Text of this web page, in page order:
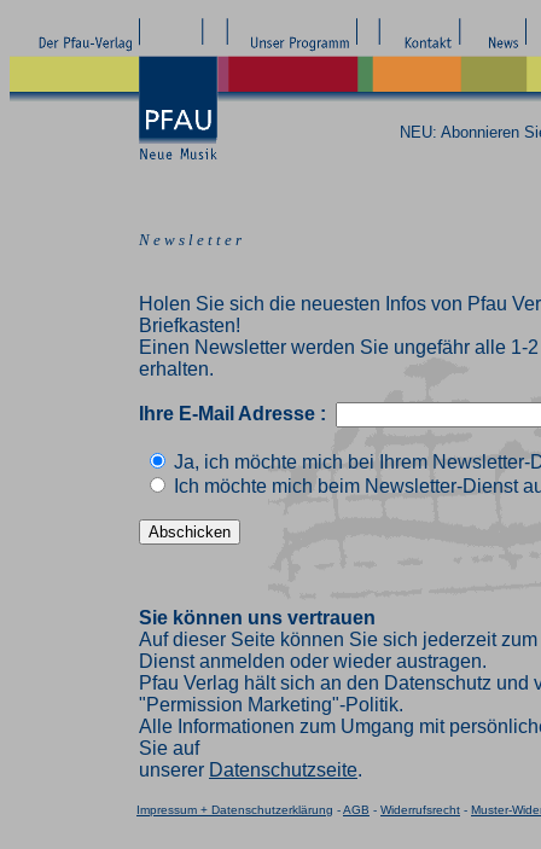
NEU: Abonnieren
N e w s l e t t e r
Holen Sie sich die neuesten Infos von Pfau
Briefkasten!
Einen Newsletter werden Sie ungefähr alle 1-
erhalten.
Ihre E-Mail Adresse :
Ja, ich möchte mich bei Ihrem Newsletter-
Ich möchte mich beim Newsletter-Dienst
Sie können uns vertrauen
Auf dieser Seite können Sie sich jederzeit
Dienst anmelden oder wieder austragen.
Pfau Verlag hält sich an den Datenschutz und
"Permission Marketing"-Politik.
Alle Informationen zum Umgang mit
Sie auf
unserer Datenschutzseite.
Impressum + Datenschutzerklärung -AGB - Widerrufsrecht - Muster-